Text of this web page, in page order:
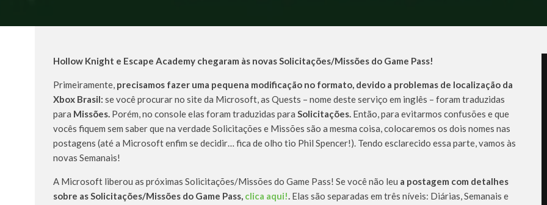
Hollow Knight e Escape Academy chegaram às novas Solicitações/Missões do Game Pass!
Primeiramente, precisamos fazer uma pequena modificação no formato, devido a problemas de localização da
Xbox Brasil: se você procurar no site da Microsoft, as Quests – nome deste serviço em inglês – foram traduzidas
para Missões. Porém, no console elas foram traduzidas para Solicitações. Então, para evitarmos confusões e que
vocês fiquem sem saber que na verdade Solicitações e Missões são a mesma coisa, colocaremos os dois nomes nas
postagens (até a Microsoft enfim se decidir… fica de olho tio Phil Spencer!). Tendo esclarecido essa parte, vamos às
novas Semanais!
A Microsoft liberou as próximas Solicitações/Missões do Game Pass! Se você não leu a postagem com detalhes
sobre as Solicitações/Missões do Game Pass, clica aqui!. Elas são separadas em três níveis: Diárias, Semanais e